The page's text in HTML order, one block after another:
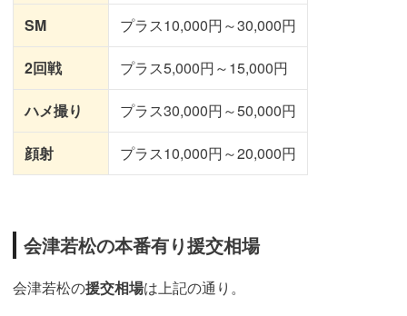
SM プラス10,000円～30,000円
2回戦 プラス5,000円～15,000円
ハメ撮り プラス30,000円～50,000円
顔射 プラス10,000円～20,000円
会津若松の本番有り援交相場
会津若松の援交相場は上記の通り。